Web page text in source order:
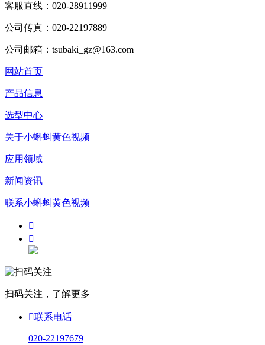
客服直线：020-28911999
公司传真：020-22197889
公司邮箱：tsubaki_gz@163.com
网站首页
产品信息
选型中心
关于小蝌蚪黄色视频
应用领域
新闻资讯
联系小蝌蚪黄色视频


扫码关注，了解更多
联系电话
020-22197679